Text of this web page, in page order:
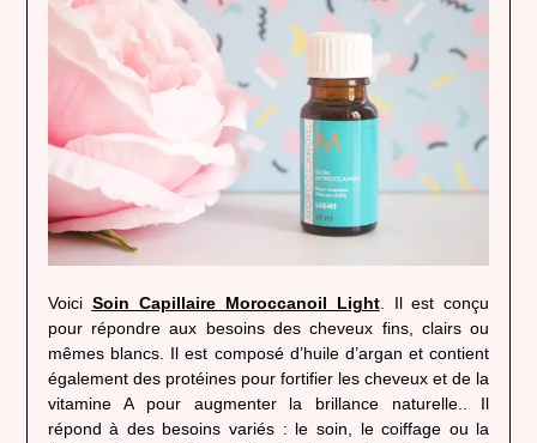
Voici Soin Capillaire Moroccanoil Light. Il est conçu
pour répondre aux besoins des cheveux fins, clairs ou
mêmes blancs. Il est composé d’huile d’argan et contient
également des protéines pour fortifier les cheveux et de la
vitamine A pour augmenter la brillance naturelle.. Il
répond à des besoins variés : le soin, le coiffage ou la